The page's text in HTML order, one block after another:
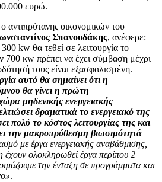
ευρώ.
αντιπρύτανης οικονομικών του
Σπανουδάκης, ανέφερε:
kw θα τεθεί σε λειτουργία το
700 κw πρέπει να έχει σύμβαση μέχρι
τους είναι εξασφαλισμένη.
αυτό θα σημαίνει ότι η
θα γίνει η πρώτη
μηδενικής ενεργειακής
δραματικά το ενεργειακό της
πολύ το κόστος λειτουργίας της και
την μακροπρόθεσμη βιωσιμότητά
με έργα ενεργειακής αναβάθμισης,
έχουν ολοκληρωθεί έργα περίπου 2
την ένταξη σε προγράμματα και
.